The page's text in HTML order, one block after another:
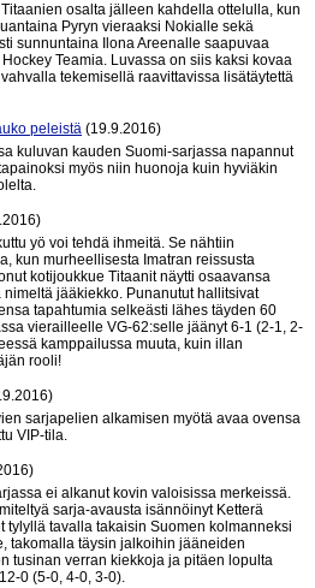
osalta jälleen kahdella ottelulla, kun
Pyryn vieraaksi Nokialle sekä
sunnuntaina Ilona Areenalle saapuvaa
Teamia. Luvassa on siis kaksi kovaa
tekemisellä raavittavissa lisätäytettä
peleistä (19.9.2016)
kuluvan kauden Suomi-sarjassa napannut
myös niin huonoja kuin hyviäkin
yö voi tehdä ihmeitä. Se nähtiin
kun murheellisesta Imatran reissusta
kotijoukkue Titaanit näytti osaavansa
jääkiekko. Punanutut hallitsivat
tapahtumia selkeästi lähes täyden 60
vierailleelle VG-62:selle jäänyt 6-1 (2-1, 2-
kamppailussa muuta, kuin illan
rooli!
sarjapelien alkamisen myötä avaa ovensa
VIP-tila.
ei alkanut kovin valoisissa merkeissä.
sarja-avausta isännöinyt Ketterä
tylyllä tavalla takaisin Suomen kolmanneksi
takomalla täysin jalkoihin jääneiden
tusinan verran kiekkoja ja pitäen lopulta
0 (5-0, 4-0, 3-0).